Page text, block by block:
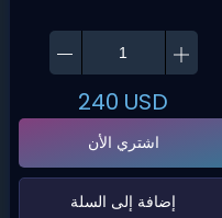
240 USD
اشتري الأن
‌إضافة إلى السلة‌